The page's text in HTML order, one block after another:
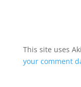
This site uses
your comment